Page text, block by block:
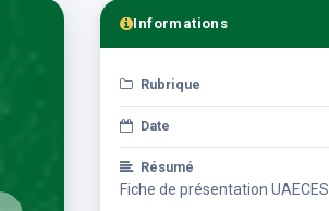
Informations
Rubrique
Date
Résumé
Fiche de présentation UAECESI